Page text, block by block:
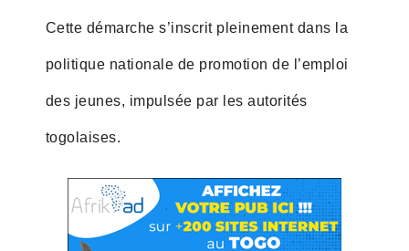
Cette démarche s’inscrit pleinement dans la
politique nationale de promotion de l’emploi
des jeunes, impulsée par les autorités
togolaises.